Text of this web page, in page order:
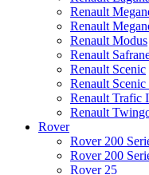
Renault
Renault
Renault Modus
Renault
Renault Scenic
Renault
Renault Trafic
Renault
Rover
Rover 200
Rover 200
Rover 25